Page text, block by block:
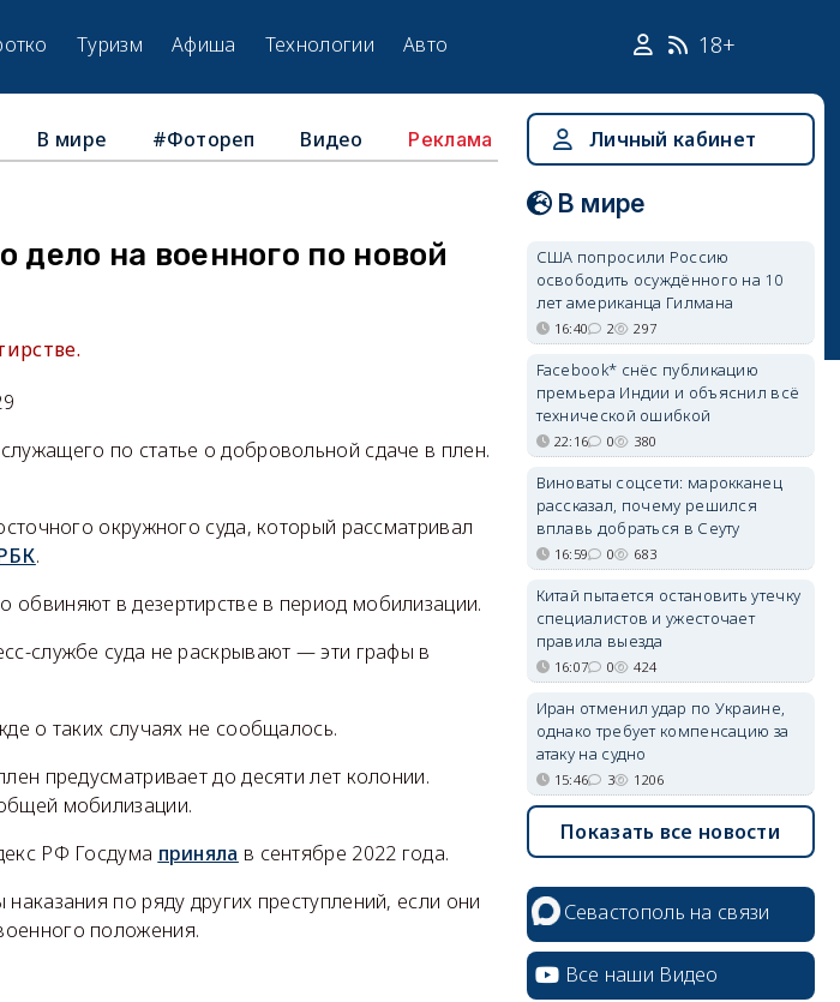
Туризм Афиша Технологии Авто 18+
В мире #Фотореп Видео Реклама
дело на военного по новой
по статье о добровольной сдаче в плен.
окружного суда, который рассматривал
.
в дезертирстве в период мобилизации.
службе суда не раскрывают — эти графы в
о таких случаях не сообщалось.
предусматривает до десяти лет колонии.
мобилизации.
РФ Госдума приняла в сентябре 2022 года.
по ряду других преступлений, если они
положения.
Личный кабинет
В мире
США попросили Россию
освободить осуждённого на 10
лет американца Гилмана
16:40 2 297
Facebook* снёс публикацию
премьера Индии и объяснил всё
технической ошибкой
22:16 0 380
Виноваты соцсети: марокканец
рассказал, почему решился
вплавь добраться в Сеуту
16:59 0 683
Китай пытается остановить утечку
специалистов и ужесточает
правила выезда
16:07 0 424
Иран отменил удар по Украине,
однако требует компенсацию за
атаку на судно
15:46 3 1206
Показать все новости
Севастополь на связи
Все наши Видео